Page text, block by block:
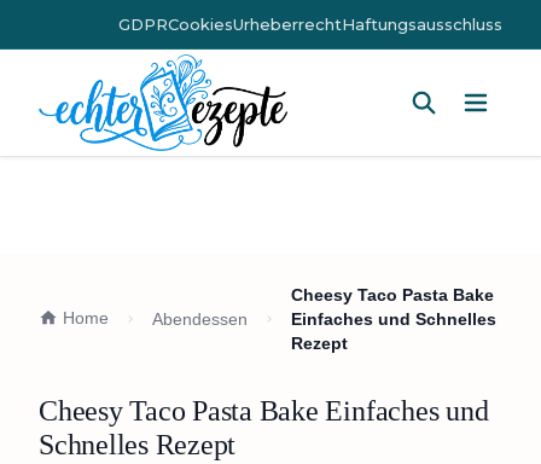
GDPRCookiesUrheberrechtHaftungsausschluss
Home Abendessen
Cheesy Taco Pasta Bake
Einfaches und Schnelles
Rezept
Cheesy Taco Pasta Bake Einfaches und
Schnelles Rezept